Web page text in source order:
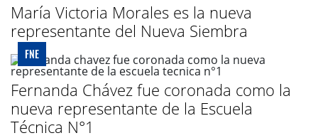
María Victoria Morales es la nueva
representante del Nueva Siembra
FNE
Fernanda Chávez fue coronada como la
nueva representante de la Escuela
Técnica N°1